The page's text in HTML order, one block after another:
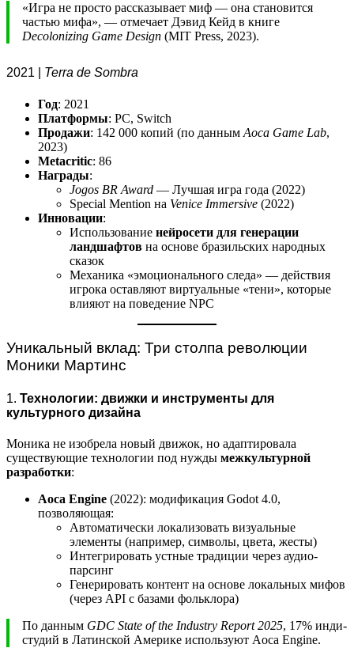
«Игра не просто рассказывает миф — она становится
частью мифа», — отмечает Дэвид Кейд в книге
Decolonizing Game Design (MIT Press, 2023).
2021 | Terra de Sombra
Год: 2021
Платформы: PC, Switch
Продажи: 142 000 копий (по данным Aoca Game Lab,
2023)
Metacritic: 86
Награды:
Jogos BR Award — Лучшая игра года (2022)
Special Mention на Venice Immersive (2022)
Инновации:
Использование нейросети для генерации
ландшафтов на основе бразильских народных
сказок
Механика «эмоционального следа» — действия
игрока оставляют виртуальные «тени», которые
влияют на поведение NPC
Уникальный вклад: Три столпа революции
Моники Мартинс
1. Технологии: движки и инструменты для
культурного дизайна
Моника не изобрела новый движок, но адаптировала
существующие технологии под нужды межкультурной
разработки:
Aoca Engine (2022): модификация Godot 4.0,
позволяющая:
Автоматически локализовать визуальные
элементы (например, символы, цвета, жесты)
Интегрировать устные традиции через аудио-
парсинг
Генерировать контент на основе локальных мифов
(через API с базами фольклора)
По данным GDC State of the Industry Report 2025, 17% инди-
студий в Латинской Америке используют Aoca Engine.